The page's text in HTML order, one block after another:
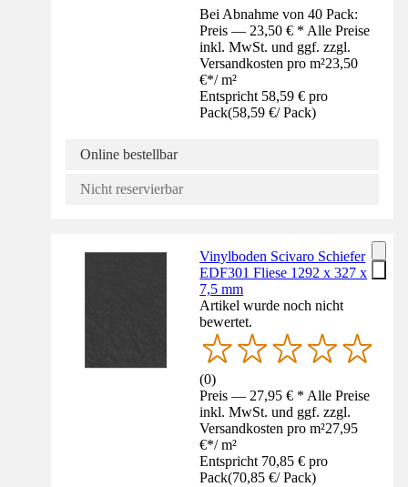
Bei Abnahme von 40 Pack:
Preis — 23,50 € * Alle Preise
inkl. MwSt. und ggf. zzgl.
Versandkosten pro m²23,50
€*/ m²
Entspricht 58,59 € pro
Pack(58,59 €/ Pack)
Online bestellbar
Nicht reservierbar
Vinylboden Scivaro Schiefer
EDF301 Fliese 1292 x 327 x
7,5 mm
Artikel wurde noch nicht
bewertet.
(0)
Preis — 27,95 € * Alle Preise
inkl. MwSt. und ggf. zzgl.
Versandkosten pro m²27,95
€*/ m²
Entspricht 70,85 € pro
Pack(70,85 €/ Pack)